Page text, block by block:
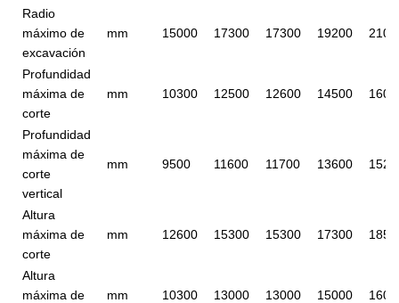
Radio
máximo de
excavación
mm 15000 17300 17300 19200
Profundidad
máxima de
corte
mm 10300 12500 12600 14500
Profundidad
máxima de
corte
vertical
mm 9500 11600 11700 13600
Altura
máxima de
corte
mm 12600 15300 15300 17300
Altura
máxima de
mm 10300 13000 13000 15000